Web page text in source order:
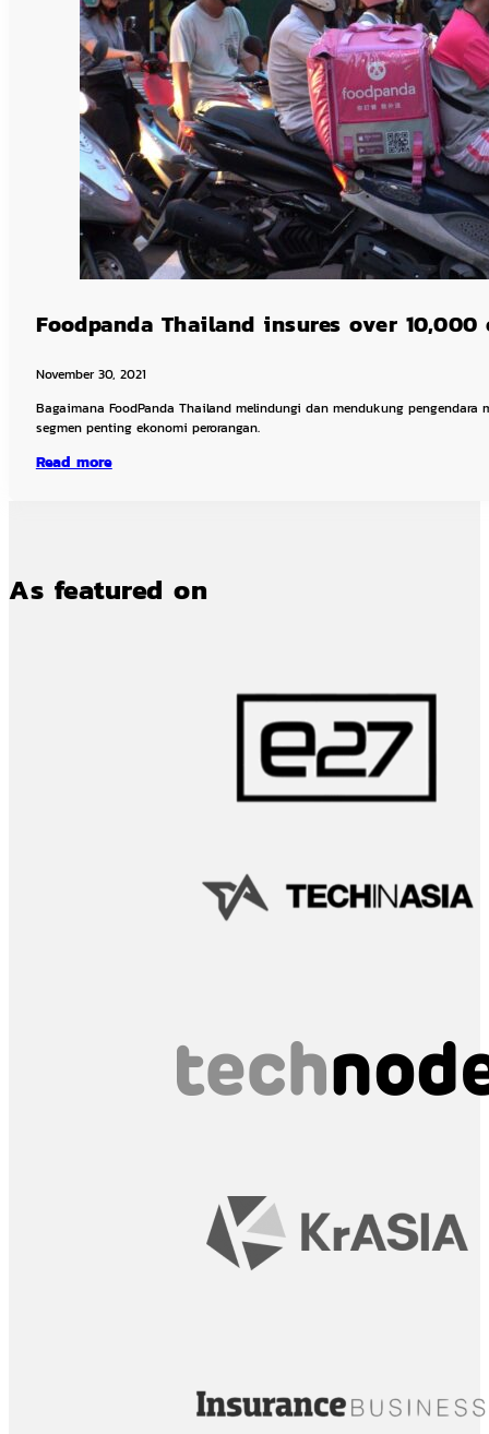
Foodpanda Thailand insures over
November 30, 2021
Bagaimana FoodPanda Thailand melindungi dan mendukung
segmen penting ekonomi perorangan.
Read more
As featured on